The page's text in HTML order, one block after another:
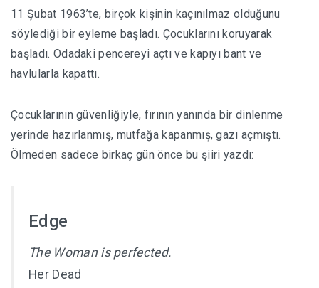
11 Şubat 1963’te, birçok kişinin kaçınılmaz olduğunu
söylediği bir eyleme başladı. Çocuklarını koruyarak
başladı. Odadaki pencereyi açtı ve kapıyı bant ve
havlularla kapattı.
Çocuklarının güvenliğiyle, fırının yanında bir dinlenme
yerinde hazırlanmış, mutfağa kapanmış, gazı açmıştı.
Ölmeden sadece birkaç gün önce bu şiiri yazdı:
Edge
The Woman is perfected.
Her Dead